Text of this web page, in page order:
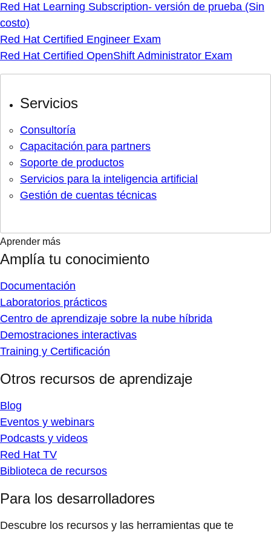
Red Hat Learning Subscription- versión de prueba (Sin
costo)
Red Hat Certified Engineer Exam
Red Hat Certified OpenShift Administrator Exam
Servicios
Consultoría
Capacitación para partners
Soporte de productos
Servicios para la inteligencia artificial
Gestión de cuentas técnicas
Aprender más
Amplía tu conocimiento
Documentación
Laboratorios prácticos
Centro de aprendizaje sobre la nube híbrida
Demostraciones interactivas
Training y Certificación
Otros recursos de aprendizaje
Blog
Eventos y webinars
Podcasts y videos
Red Hat TV
Biblioteca de recursos
Para los desarrolladores
Descubre los recursos y las herramientas que te